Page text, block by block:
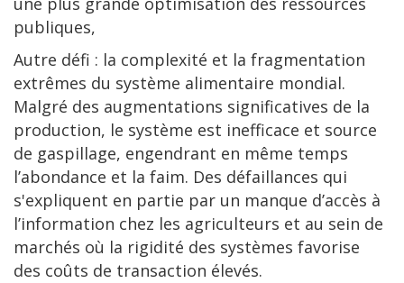
publiques,
Autre défi : la complexité et la fragmentation
extrêmes du système alimentaire mondial.
Malgré des augmentations significatives de la
production, le système est inefficace et source
de gaspillage, engendrant en même temps
l’abondance et la faim. Des défaillances qui
s'expliquent en partie par un manque d’accès à
l’information chez les agriculteurs et au sein de
marchés où la rigidité des systèmes favorise
des coûts de transaction élevés.